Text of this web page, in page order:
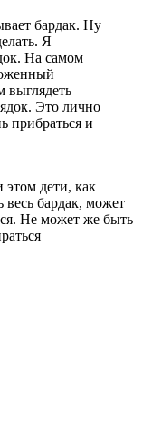
бардак. Ну
Я
На самом
выглядеть
Это лично
прибраться и
дети, как
весь бардак, может
Не может же быть